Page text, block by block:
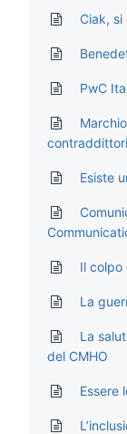
Ciak,
PwC
Esiste
Il colpo
La
La
del CMHO
Essere